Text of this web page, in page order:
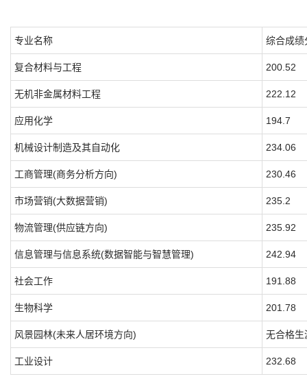
专业名称 综合成绩
复合材料与工程 200.52
无机非金属材料工程 222.12
应用化学 194.7
机械设计制造及其自动化 234.06
工商管理(商务分析方向) 230.46
市场营销(大数据营销) 235.2
物流管理(供应链方向) 235.92
信息管理与信息系统(数据智能与智慧管理) 242.94
社会工作 191.88
生物科学 201.78
风景园林(未来人居环境方向) 无合格生
工业设计 232.68